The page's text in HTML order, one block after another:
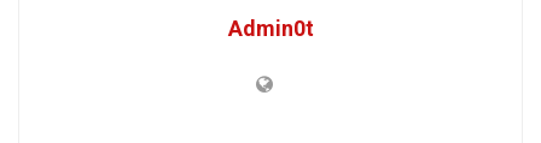
Admin0t